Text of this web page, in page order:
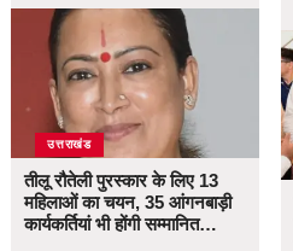
उत्तराखंड
तीलू रौतेली पुरस्कार के लिए 13
महिलाओं का चयन, 35 आंगनबाड़ी
कार्यकर्तियां भी होंगी सम्मानित…